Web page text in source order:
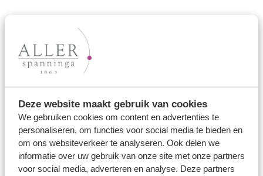
Deze website maakt gebruik van cookies
We gebruiken cookies om content en advertenties te
personaliseren, om functies voor social media te bieden en
om ons websiteverkeer te analyseren. Ook delen we
informatie over uw gebruik van onze site met onze partners
voor social media, adverteren en analyse. Deze partners
Ons aanbod
Trouwringen
Verlovingsringen
Vriendschapsringen
Over ons